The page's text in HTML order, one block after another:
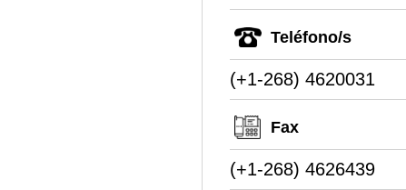
Teléfono/s
(+1-268) 4620031
Fax
(+1-268) 4626439